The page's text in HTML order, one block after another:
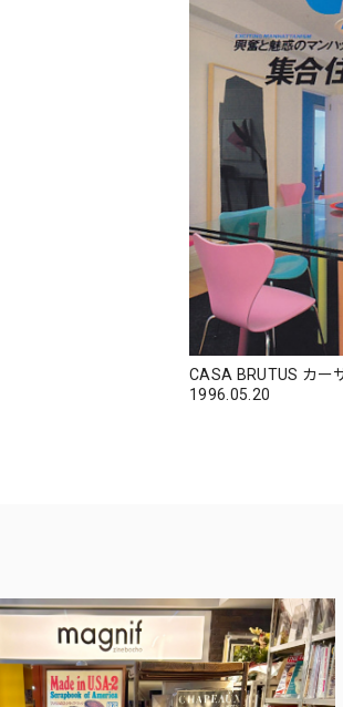
CASA BRUTUS カー
1996.05.20